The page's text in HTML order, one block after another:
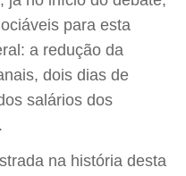
para esta
a redução da
dois dias de
salários dos
na história desta